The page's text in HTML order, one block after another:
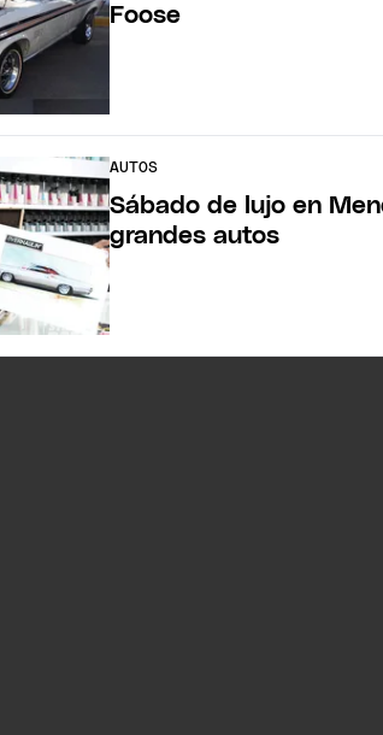
Foose
AUTOS
Sábado de lujo en
grandes autos